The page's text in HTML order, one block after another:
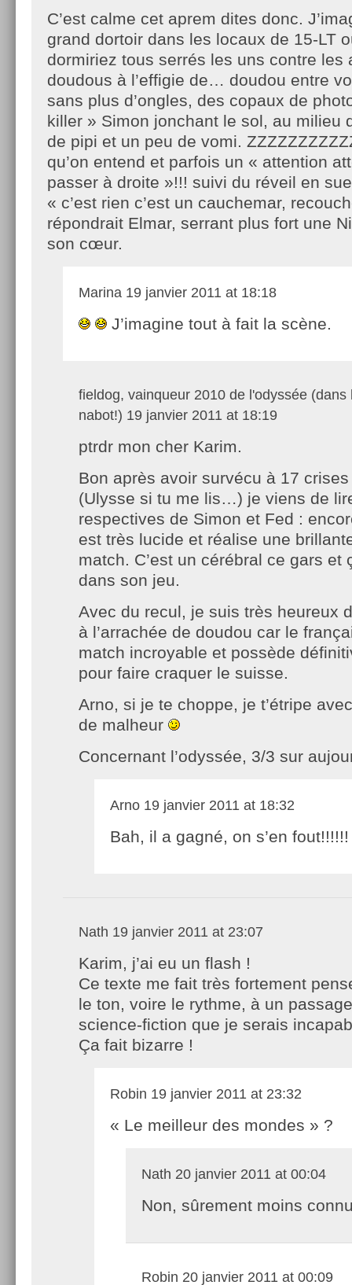
C’est calme cet aprem dites donc.
grand dortoir dans les locaux de 15-LT
dormiriez tous serrés les uns contre les
doudous à l’effigie de… doudou entre
sans plus d’ongles, des copaux de
killer » Simon jonchant le sol, au milieu
de pipi et un peu de vomi.
qu’on entend et parfois un « attention
passer à droite »!!! suivi du réveil en
« c’est rien c’est un cauchemar,
répondrait Elmar, serrant plus fort une
son cœur.
Marina 19 janvier 2011 at 18:18
J’imagine tout à fait la scène.
fieldog, vainqueur 2010 de l'odyssée (dans
nabot!) 19 janvier 2011 at 18:19
ptrdr mon cher Karim.
Bon après avoir survécu à 17
(Ulysse si tu me lis…) je viens de
respectives de Simon et Fed :
est très lucide et réalise une
match. C’est un cérébral ce gars et
dans son jeu.
Avec du recul, je suis très heureux
à l’arrachée de doudou car le
match incroyable et possède
pour faire craquer le suisse.
Arno, si je te choppe, je t’étripe
de malheur
Concernant l’odyssée, 3/3 sur
Arno 19 janvier 2011 at 18:32
Bah, il a gagné, on s’en fout!!!!!!
Nath 19 janvier 2011 at 23:07
Karim, j’ai eu un flash !
Ce texte me fait très fortement
le ton, voire le rythme, à un
science-fiction que je serais
Ça fait bizarre !
Robin 19 janvier 2011 at 23:32
« Le meilleur des mondes » ?
Nath 20 janvier 2011 at 00:04
Non, sûrement moins
Robin 20 janvier 2011 at 00:09